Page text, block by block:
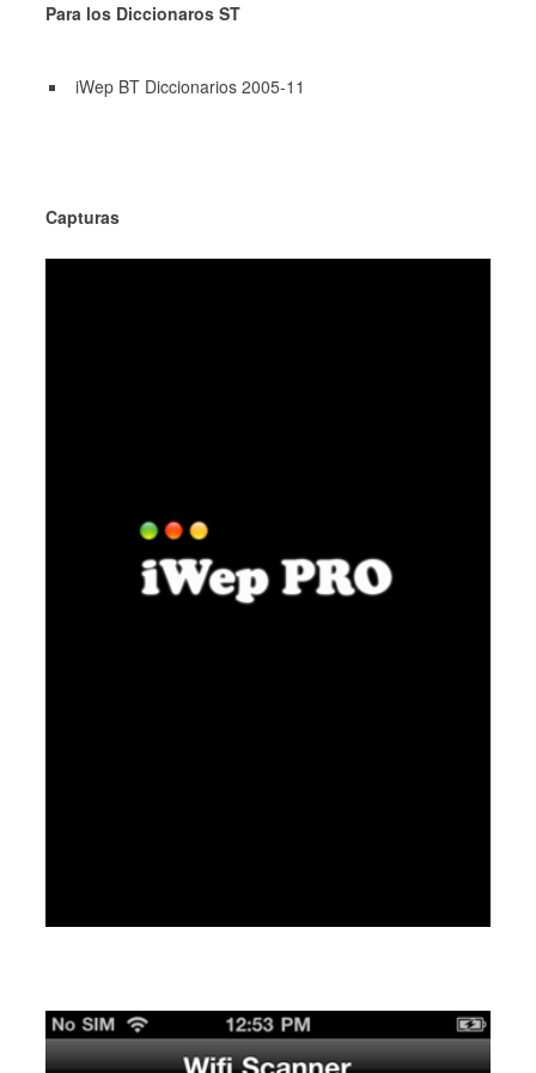
Para los Diccionaros ST
iWep BT Diccionarios 2005-11
Capturas